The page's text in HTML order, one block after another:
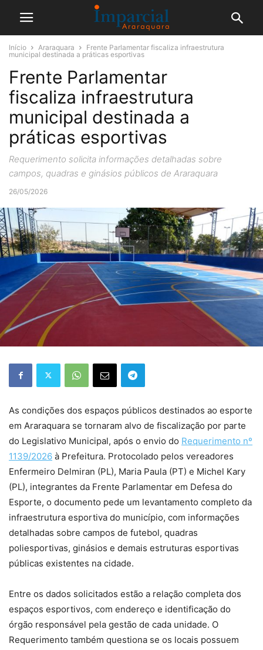
Início Araraquara
Frente Parlamentar fiscaliza infraestrutura
municipal destinada a práticas esportivas
Frente Parlamentar
fiscaliza infraestrutura
municipal destinada a
práticas esportivas
Requerimento solicita informações detalhadas sobre
campos, quadras e ginásios públicos de Araraquara
26/05/2026
As condições dos espaços públicos destinados ao esporte
em Araraquara se tornaram alvo de fiscalização por parte
do Legislativo Municipal, após o envio do Requerimento nº
1139/2026 à Prefeitura. Protocolado pelos vereadores
Enfermeiro Delmiran (PL), Maria Paula (PT) e Michel Kary
(PL), integrantes da Frente Parlamentar em Defesa do
Esporte, o documento pede um levantamento completo da
infraestrutura esportiva do município, com informações
detalhadas sobre campos de futebol, quadras
poliesportivas, ginásios e demais estruturas esportivas
públicas existentes na cidade.
Entre os dados solicitados estão a relação completa dos
espaços esportivos, com endereço e identificação do
órgão responsável pela gestão de cada unidade. O
Requerimento também questiona se os locais possuem